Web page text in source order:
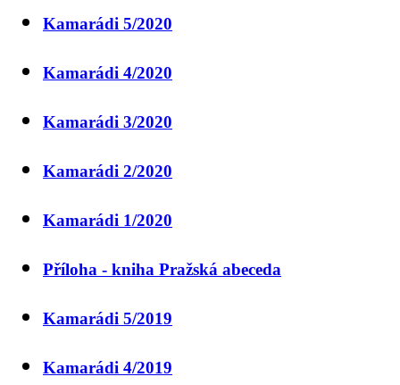
Kamarádi 5/2020
Kamarádi 4/2020
Kamarádi 3/2020
Kamarádi 2/2020
Kamarádi 1/2020
Příloha - kniha Pražská abeceda
Kamarádi 5/2019
Kamarádi 4/2019